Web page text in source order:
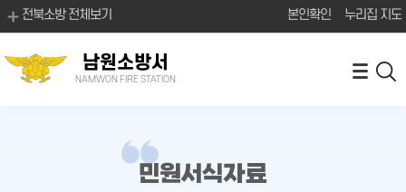
전북소방 전체보기 본인확인 누리집 지도
남원소방서
NAMWON FIRE STATION
민원서식자료